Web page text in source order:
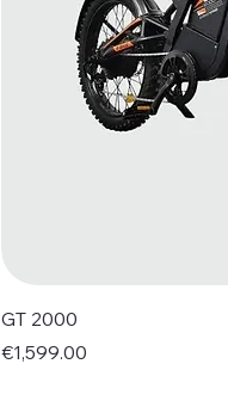
GT 2000
Price
€1,599.00